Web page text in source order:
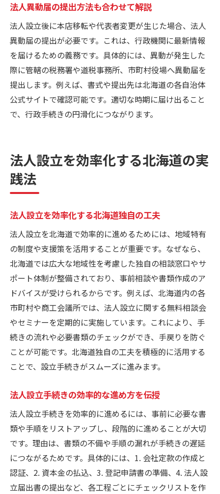
法人異動届の提出方法も合わせて解説
法人設立後に本店移転や代表者変更が生じた場合、法人
異動届の提出が必要です。これは、行政機関に最新情報
を届けるための義務です。具体的には、異動が発生した
際に管轄の税務署や道税事務所、市町村役場へ異動届を
提出します。例えば、書式や提出先は北海道の各自治体
公式サイトで確認可能です。適切な時期に届け出ること
で、行政手続きの円滑化につながります。
法人設立を効率化する北海道の実
践法
法人設立を効率化する北海道独自の工夫
法人設立を北海道で効率的に進めるためには、地域特有
の制度や支援策を活用することが重要です。なぜなら、
北海道では広大な地域性を考慮した独自の相談窓口やサ
ポート体制が整備されており、事前相談や書類作成のア
ドバイスが受けられるからです。例えば、北海道内の各
市町村や商工会議所では、法人設立に関する無料相談会
やセミナーを定期的に実施しています。これにより、手
続きの流れや必要書類のチェックができ、手戻りを防ぐ
ことが可能です。北海道独自の工夫を積極的に活用する
ことで、設立手続きがスムーズに進みます。
法人設立手続きの効率的な進め方を伝授
法人設立手続きを効率的に進めるには、事前に必要な書
類や手順をリストアップし、段階的に進めることが大切
です。理由は、書類の不備や手順の漏れが手続きの遅延
につながるためです。具体的には、1. 会社定款の作成と
認証、2. 資本金の払込、3. 登記申請書の準備、4. 法人設
立届出書の提出など、各工程ごとにチェックリストを作